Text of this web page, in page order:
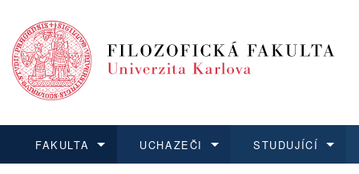
FAKULTA UCHAZEČI STUDUJÍCÍ